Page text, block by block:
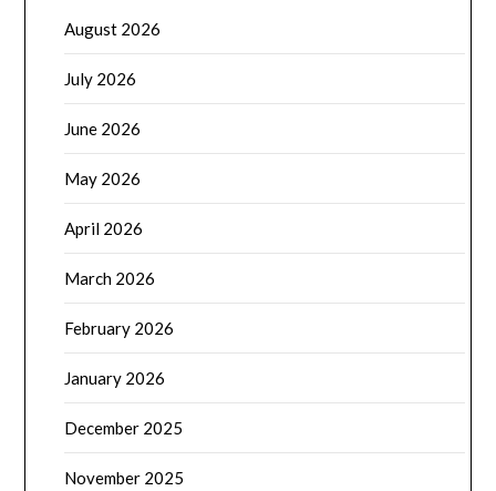
August 2026
July 2026
June 2026
May 2026
April 2026
March 2026
February 2026
January 2026
December 2025
November 2025